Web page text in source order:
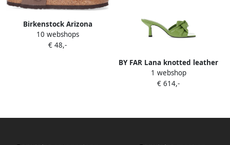
Birkenstock Arizona
Sandalen & Slides stone
maat: 42 beschikbare
10 webshops
€ 48,-
BY FAR Lana knotted leather
mules Groen
1 webshop
€ 614,-